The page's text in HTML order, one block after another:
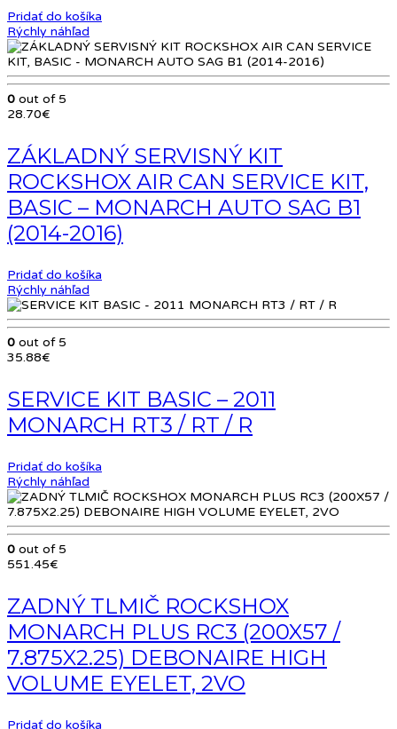
Pridať do košíka
Rýchly náhľad
0 out of 5
28.70€
ZÁKLADNÝ SERVISNÝ KIT
ROCKSHOX AIR CAN SERVICE KIT,
BASIC – MONARCH AUTO SAG B1
(2014-2016)
Pridať do košíka
Rýchly náhľad
0 out of 5
35.88€
SERVICE KIT BASIC – 2011
MONARCH RT3 / RT / R
Pridať do košíka
Rýchly náhľad
0 out of 5
551.45€
ZADNÝ TLMIČ ROCKSHOX
MONARCH PLUS RC3 (200X57 /
7.875X2.25) DEBONAIRE HIGH
VOLUME EYELET, 2VO
Pridať do košíka